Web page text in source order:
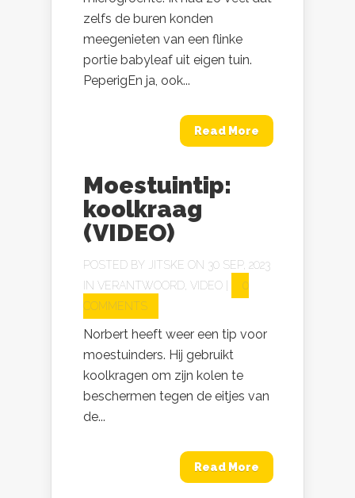
zelfs de buren konden
meegenieten van een flinke
portie babyleaf uit eigen tuin.
PeperigEn ja, ook...
Read More
Moestuintip:
koolkraag
(VIDEO)
POSTED BY JITSKE ON 30 SEP, 2023
IN VERANTWOORD, VIDEO
0
COMMENTS
Norbert heeft weer een tip voor
moestuinders. Hij gebruikt
koolkragen om zijn kolen te
beschermen tegen de eitjes van
de...
Read More